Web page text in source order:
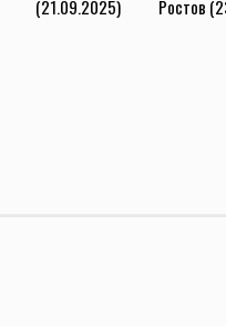
(21.09.2025)
Ростов